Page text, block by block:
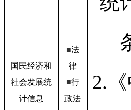
国民经济和
社会发展统
计信息
■法
律
■行
政法
2.